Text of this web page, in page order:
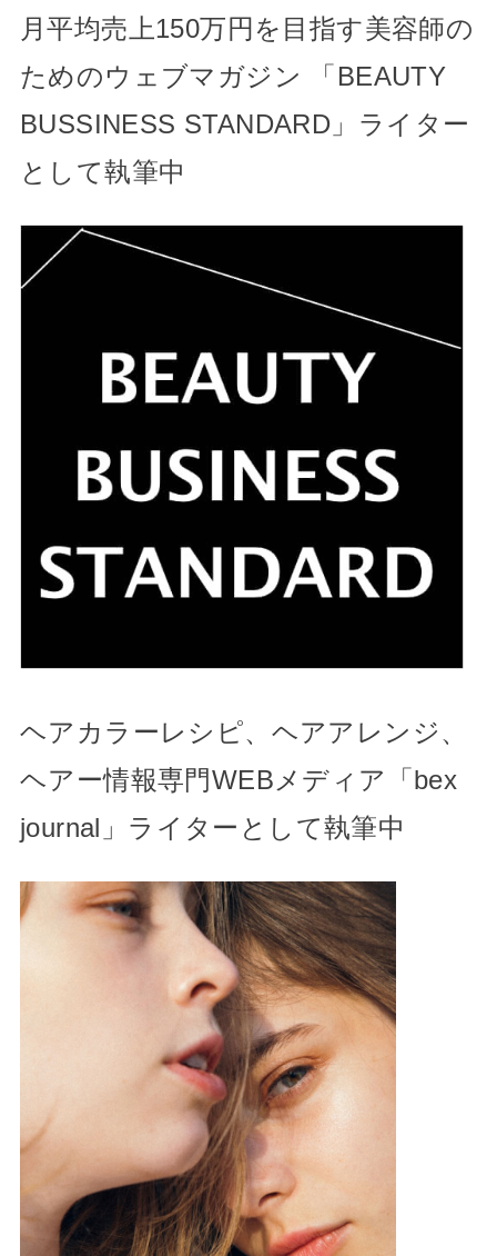
月平均売上150万円を目指す美容師の
ためのウェブマガジン 「BEAUTY
BUSSINESS STANDARD」ライター
として執筆中
ヘアカラーレシピ、ヘアアレンジ、
ヘアー情報専門WEBメディア「bex
journal」ライターとして執筆中